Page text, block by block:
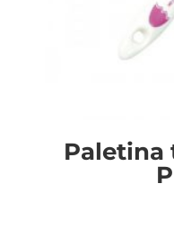
Paletina